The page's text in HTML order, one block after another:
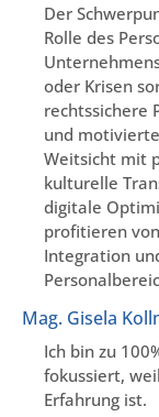
Der
Rolle des
oder Krisen
rechtssichere
und
Weitsicht mit
kulturelle
digitale
profitieren
Integration
Mag. Gisela
Ich bin zu
fokussiert,
Erfahrung ist.